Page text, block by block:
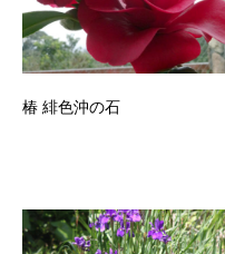
椿 緋色沖の石